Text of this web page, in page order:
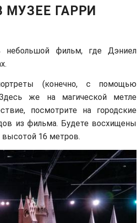
ГАРРИ
небольшой фильм, где Дэниел
(конечно, с помощью
же на магической метле
посмотрите на городские
из фильма. Будете восхищены
высотой 16 метров.